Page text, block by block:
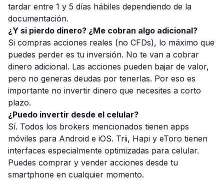
tardar entre 1 y 5 días hábiles dependiendo de la
documentación.
¿Y si pierdo dinero? ¿Me cobran algo adicional?
Si compras acciones reales (no CFDs), lo máximo que
puedes perder es tu inversión. No te van a cobrar
dinero adicional. Las acciones pueden bajar de valor,
pero no generas deudas por tenerlas. Por eso es
importante no invertir dinero que necesites a corto
plazo.
¿Puedo invertir desde el celular?
Sí. Todos los brokers mencionados tienen apps
móviles para Android e iOS. Trii, Hapi y eToro tienen
interfaces especialmente optimizadas para celular.
Puedes comprar y vender acciones desde tu
smartphone en cualquier momento.